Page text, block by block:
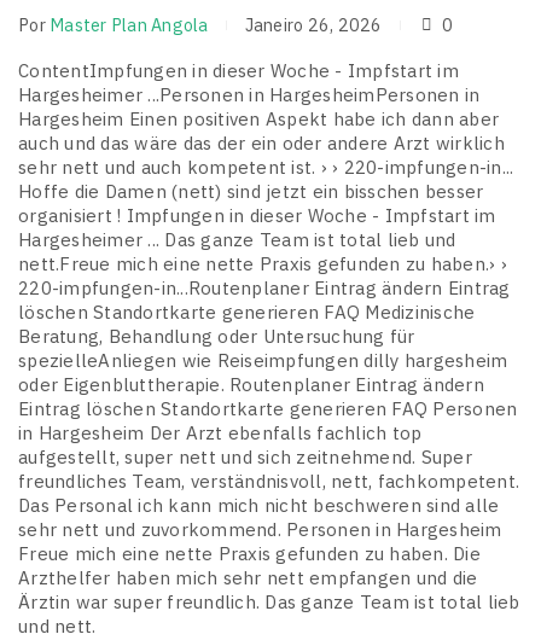
Por Master Plan Angola Janeiro 26, 2026
0
ContentImpfungen in dieser Woche - Impfstart im
Hargesheimer ...Personen in HargesheimPersonen in
Hargesheim Einen positiven Aspekt habe ich dann aber
auch und das wäre das der ein oder andere Arzt wirklich
sehr nett und auch kompetent ist. › › 220-impfungen-in...
Hoffe die Damen (nett) sind jetzt ein bisschen besser
organisiert ! Impfungen in dieser Woche - Impfstart im
Hargesheimer ... Das ganze Team ist total lieb und
nett.Freue mich eine nette Praxis gefunden zu haben.› ›
220-impfungen-in...Routenplaner Eintrag ändern Eintrag
löschen Standortkarte generieren FAQ Medizinische
Beratung, Behandlung oder Untersuchung für
spezielleAnliegen wie Reiseimpfungen dilly hargesheim
oder Eigenbluttherapie. Routenplaner Eintrag ändern
Eintrag löschen Standortkarte generieren FAQ Personen
in Hargesheim Der Arzt ebenfalls fachlich top
aufgestellt, super nett und sich zeitnehmend. Super
freundliches Team, verständnisvoll, nett, fachkompetent.
Das Personal ich kann mich nicht beschweren sind alle
sehr nett und zuvorkommend. Personen in Hargesheim
Freue mich eine nette Praxis gefunden zu haben. Die
Arzthelfer haben mich sehr nett empfangen und die
Ärztin war super freundlich. Das ganze Team ist total lieb
und nett.